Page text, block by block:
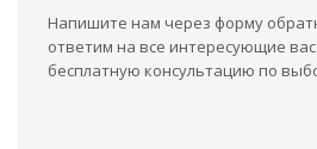
Напишите нам через форму
ответим на все интересующие
бесплатную консультацию по